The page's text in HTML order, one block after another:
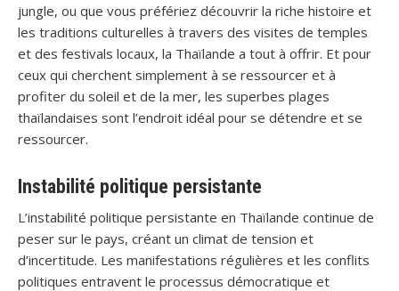
jungle, ou que vous préfériez découvrir la riche histoire et
les traditions culturelles à travers des visites de temples
et des festivals locaux, la Thaïlande a tout à offrir. Et pour
ceux qui cherchent simplement à se ressourcer et à
profiter du soleil et de la mer, les superbes plages
thaïlandaises sont l’endroit idéal pour se détendre et se
ressourcer.
Instabilité politique persistante
L’instabilité politique persistante en Thaïlande continue de
peser sur le pays, créant un climat de tension et
d’incertitude. Les manifestations régulières et les conflits
politiques entravent le processus démocratique et